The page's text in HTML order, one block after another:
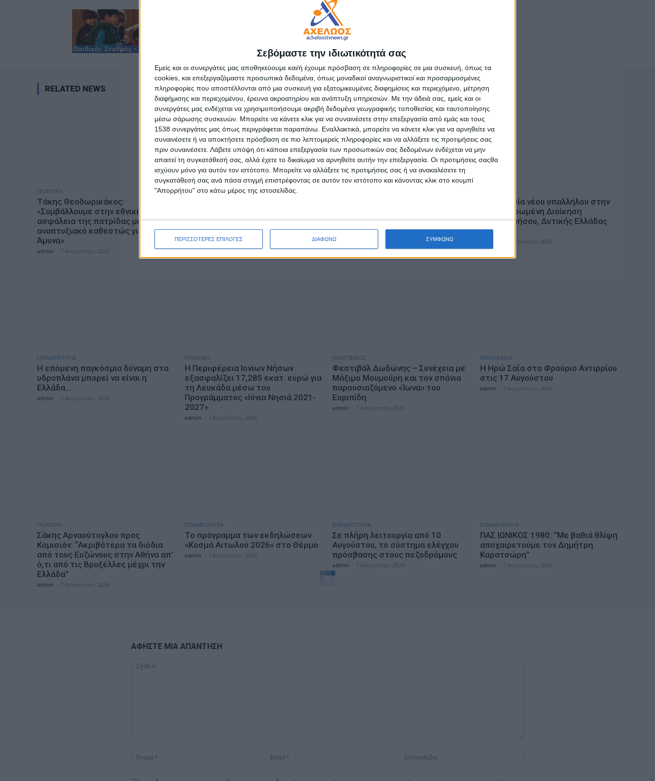
Σεβόμαστε την ιδιωτικότητά σας
Εμείς και οι συνεργάτες μας αποθηκεύουμε και/ή έχουμε πρόσβαση σε πληροφορίες σε μια συσκευή, όπως τα
cookies, και επεξεργαζόμαστε προσωπικά δεδομένα, όπως μοναδικοί αναγνωριστικοί και προσαρμοσμένες
πληροφορίες που αποστέλλονται από μια συσκευή για εξατομικευμένες διαφημίσεις και περιεχόμενο, μέτρηση
διαφήμισης και περιεχομένου, έρευνα ακροατηρίου και ανάπτυξη υπηρεσιών. Με την άδειά σας, εμείς και οι
συνεργάτες μας ενδέχεται να χρησιμοποιήσουμε ακριβή δεδομένα γεωγραφικής τοποθεσίας και ταυτοποίησης
μέσω σάρωσης συσκευών. Μπορείτε να κάνετε κλικ για να συναινέσετε στην επεξεργασία από εμάς και τους
1538 συνεργάτες μας όπως περιγράφεται παραπάνω. Εναλλακτικά, μπορείτε να κάνετε κλικ για να αρνηθείτε να
συναινέσετε ή να αποκτήσετε πρόσβαση σε πιο λεπτομερείς πληροφορίες και να αλλάξετε τις προτιμήσεις σας
πριν συναινέσετε. Λάβετε υπόψη ότι κάποια επεξεργασία των προσωπικών σας δεδομένων ενδέχεται να μην
απαιτεί τη συγκατάθεσή σας, αλλά έχετε το δικαίωμα να αρνηθείτε αυτήν την επεξεργασία. Οι προτιμήσεις σαςθα
ισχύουν μόνο για αυτόν τον ιστότοπο. Μπορείτε να αλλάξετε τις προτιμήσεις σας ή να ανακαλέσετε τη
συγκατάθεσή σας ανά πάσα στιγμή επιστρέφοντας σε αυτόν τον ιστότοπο και κάνοντας κλικ στο κουμπί
"Απορρήτου" στο κάτω μέρος της ιστοσελίδας.
ΠΕΡΙΣΣΟΤΕΡΕΣ ΕΠΙΛΟΓΕΣ ΔΙΑΦΩΝΩ ΣΥΜΦΩΝΩ
RELATED NEWS
ΠΟΛΙΤΙΚΗ
Τάκης Θεοδωρικάκος:
«Συμβάλλουμε στην εθνική
ασφάλεια της πατρίδας μας με νέο
αναπτυξιακό καθεστώς για την
Άμυνα»
admin 7 Αυγούστου, 2026
ΕΠΙΚΑΙΡΟΤΗΤΑ
έτος 2026-2027
admin - 7 Αυγούστου, 2026
«Μόνο 3 περιστατικά έχουν
καταγγελθεί»
admin
Ορκωμοσία νέου υπαλλήλου στην
Αποκεντρωμένη Διοίκηση
Πελοποννήσου, Δυτικής Ελλάδας
και Ιονίου
7 Αυγούστου, 2026
ΕΠΙΚΑΙΡΟΤΗΤΑ
Η επόμενη παγκόσμια δύναμη στα
υδροπλάνα μπορεί να είναι η
Ελλάδα…
admin 7 Αυγούστου, 2026
ΠΟΛΙΤΙΚΗ
Η Περιφέρεια Ιονίων Νήσων
εξασφαλίζει 17,285 εκατ. ευρώ για
τη Λευκάδα μέσω του
Προγράμματος «Ιόνια Νησιά 2021-
2027»
admin 7 Αυγούστου, 2026
ΠΟΛΙΤΙΣΜΟΣ
Φεστιβάλ Δωδώνης – Συνέχεια με
Μάξιμο Μουμούρη και τον σπάνια
παρουσιαζόμενο «Ίωνα» του
Ευριπίδη
admin 7 Αυγούστου, 2026
ΠΟΛΙΤΙΣΜΟΣ
Η Ηρώ Σαΐα στο Φρούριο Αντιρρίου
στις 17 Αυγούστου
admin 7 Αυγούστου, 2026
ΠΟΛΙΤΙΚΗ
Σάκης Αρναούτογλου προς
Κομισιόν: “Ακριβότερα τα διόδια
από τους Ευζώνους στην Αθήνα απ’
ό,τι από τις Βρυξέλλες μέχρι την
Ελλάδα”
admin 7 Αυγούστου, 2026
ΕΠΙΚΑΙΡΟΤΗΤΑ
Το πρόγραμμα των εκδηλώσεων
«Κοσμά Αιτωλού 2026» στο Θέρμο
admin 7 Αυγούστου, 2026
ΕΠΙΚΑΙΡΟΤΗΤΑ
Σε πλήρη λειτουργία από 10
Αυγούστου, το σύστημα ελέγχου
πρόσβασης στους πεζοδρόμους
admin 7 Αυγούστου, 2026
ΕΠΙΚΑΙΡΟΤΗΤΑ
ΠΑΣ ΙΩΝΙΚΟΣ 1980: “Mε βαθιά θλίψη
αποχαιρετούμε τον Δημήτρη
Καρατσώρη”
admin 7 Αυγούστου, 2026
ΑΦΗΣΤΕ ΜΙΑ ΑΠΑΝΤΗΣΗ
Όνομα:*
Email:*